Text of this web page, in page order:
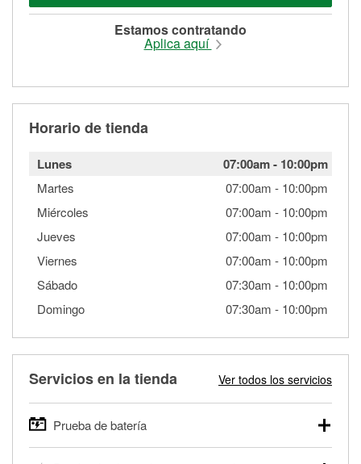
Estamos contratando
Aplica aquí
Horario de tienda
Lunes 07:00am- 10:00pm
Martes 07:00am - 10:00pm
Miércoles
07:00am - 10:00pm
Jueves
07:00am - 10:00pm
Viernes
07:00am - 10:00pm
Sábado
07:30am - 10:00pm
Domingo
07:30am - 10:00pm
Servicios en la tienda Ver todos los servicios
Prueba de batería